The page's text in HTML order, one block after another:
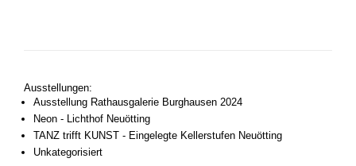
Ausstellungen:
Ausstellung Rathausgalerie Burghausen 2024
Neon - Lichthof Neuötting
TANZ trifft KUNST - Eingelegte Kellerstufen Neuötting
Unkategorisiert